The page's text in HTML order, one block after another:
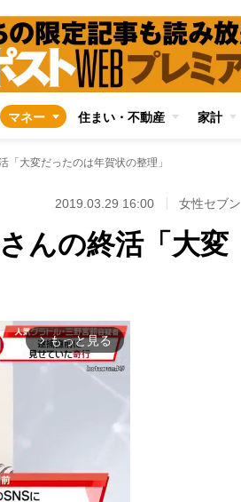
マネー 住まい・不動産 家計
「大変だったのは年賀状の整理」
2019.03.29 16:00 女性セブン
んの終活「大変
arrow_forward_ios もっと見る